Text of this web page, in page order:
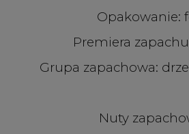
Opakowanie:
Premiera
Grupa zapachowa:
Nuty